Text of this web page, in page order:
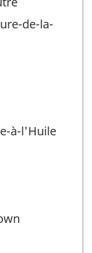
de-la-
à-l'Huile